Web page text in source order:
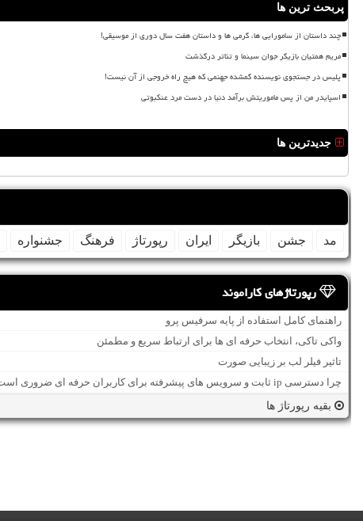
پربحث ترین ها
چند داستان از سامورایی ها، گرمی ها و داستان هفت سال دوری از موسیقی!
مریم همتیان بازیگر جوان سینما و تئاتر درگذشت
پلیس در جستجوی نویسنده گمشده جهنمی که هیچ راه خروجی از آن نیست!
اسپایدر من از پس ماموریتش برآمد دنیا در دست مرد عنکبوتی
جدیدترین ها
مد جشن بازیگر ایران رپورتاژ فرهنگ جشنواره
رپورتاژهای کاراموند
راهنمای کامل استفاده از پایه سرفیس پرو
واکی تاکی، انتخاب حرفه ای ها برای ارتباط سریع و مطمئن
تاثیر فیلر لب بر زیبایی صورت
چرا دسترسی ip ثابت و سرویس های پیشرفته برای کاربران حرفه ای ضروری است؟
بقیه رپورتاژ ها